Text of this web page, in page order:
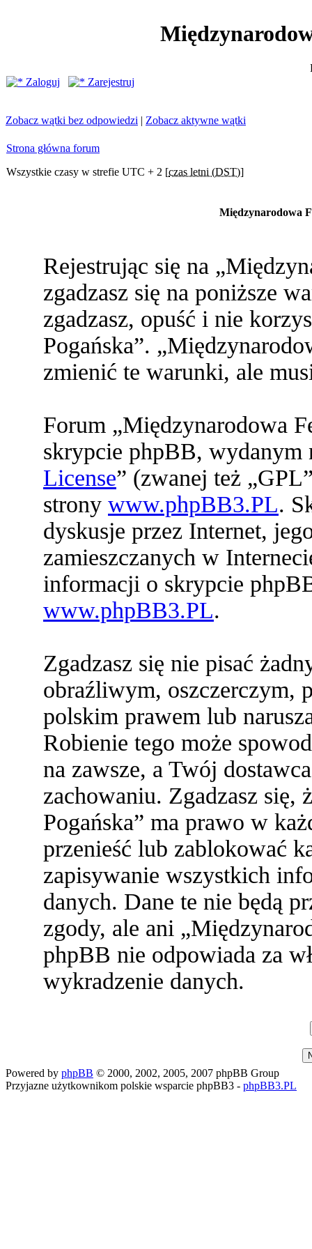
Zaloguj
Zarejestruj
Zobacz wątki bez odpowiedzi | Zobacz aktywne wątki
Strona główna forum
Wszystkie czasy w strefie UTC + 2 [czas letni (DST)]
Międzynarodowa
Rejestrując się na
zgadzasz się na poniższe
zgadzasz, opuść i nie
Pogańska”.
zmienić te warunki, ale
Forum „Międzynarodowa
skrypcie phpBB, wydanym
License” (zwanej też
strony www.phpBB3.PL.
dyskusje przez Internet,
zamieszczanych w
informacji o skrypcie
www.phpBB3.PL.
Zgadzasz się nie pisać
obraźliwym, oszczerczym,
polskim prawem lub
Robienie tego może
na zawsze, a Twój
zachowaniu. Zgadzasz się,
Pogańska” ma prawo w
przenieść lub zablokować
zapisywanie wszystkich
danych. Dane te nie będą
zgody, ale ani
phpBB nie odpowiada za
wykradzenie danych.
Powered by phpBB © 2000, 2002, 2005, 2007 phpBB Group
Przyjazne użytkownikom polskie wsparcie phpBB3 - phpBB3.PL